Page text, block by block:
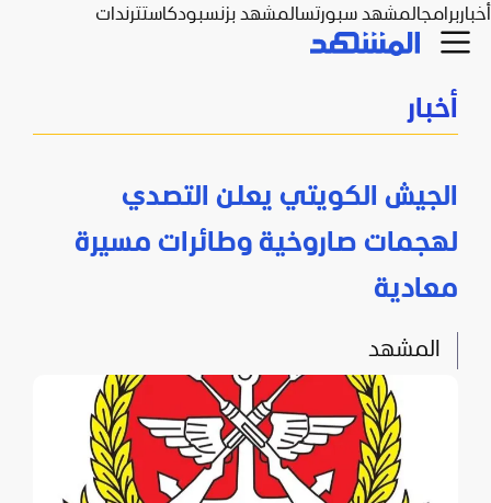
أخباربرامجالمشهد سبورتسالمشهد بزنسبودكاستترندات
أخبار
الجيش الكويتي يعلن التصدي
لهجمات صاروخية وطائرات مسيرة
معادية
المشهد